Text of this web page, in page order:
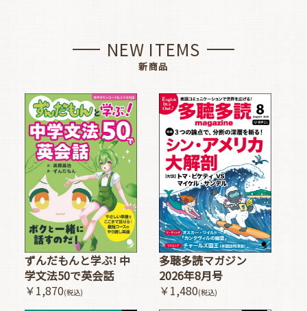
NEW ITEMS
新商品
ずんだもんと学ぶ! 中
学文法50で英会話
￥1,870(税込)
多聴多読マガジン
2026年8月号
￥1,480(税込)